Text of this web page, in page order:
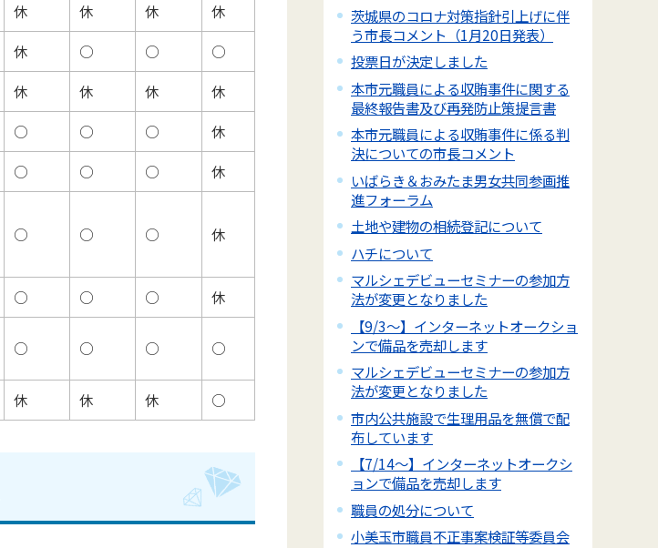
休 休 休
休
休 ○ ○
○
休 休 休
休
○ ○ ○
休
○ ○ ○
休
○ ○ ○ 休
○ ○ ○
休
○ ○ ○ ○
休 休 休 ○
茨城県のコロナ対策指針引上げに伴
う市長コメント（1月20日発表）
投票日が決定しました
本市元職員による収賄事件に関する
最終報告書及び再発防止策提言書
本市元職員による収賄事件に係る判
決についての市長コメント
いばらき＆おみたま男女共同参画推
進フォーラム
土地や建物の相続登記について
ハチについて
マルシェデビューセミナーの参加方
法が変更となりました
【9/3～】インターネットオークショ
ンで備品を売却します
マルシェデビューセミナーの参加方
法が変更となりました
市内公共施設で生理用品を無償で配
布しています
【7/14～】インターネットオークシ
ョンで備品を売却します
職員の処分について
小美玉市職員不正事案検証等委員会